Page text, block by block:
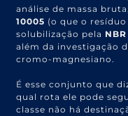
análise de massa
10005 (o que o
solubilização pela
além da investigação
cromo-magnesiano.
É esse conjunto que
qual rota ele pode
classe não há